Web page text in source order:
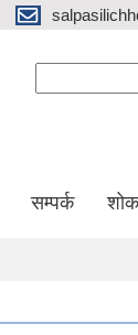
सम्पर्क शोक